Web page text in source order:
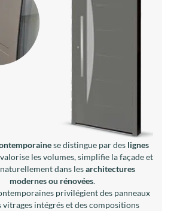
se distingue par des lignes
les volumes, simplifie la façade et
dans lesarchitectures
modernes ou rénovées.
privilégient des panneaux
vitrages intégrés et des compositions